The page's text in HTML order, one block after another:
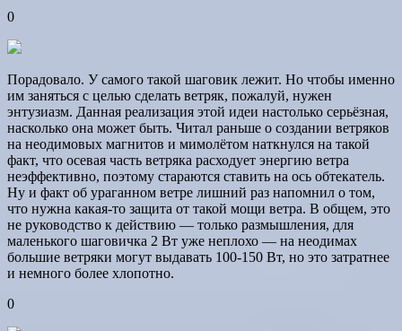
0
Порадовало. У самого такой шаговик лежит. Но чтобы именно
им заняться с целью сделать ветряк, пожалуй, нужен
энтузиазм. Данная реализация этой идеи настолько серьёзная,
насколько она может быть. Читал раньше о создании ветряков
на неодимовых магнитов и мимолётом наткнулся на такой
факт, что осевая часть ветряка расходует энергию ветра
неэффективно, поэтому стараются ставить на ось обтекатель.
Ну и факт об ураганном ветре лишний раз напомнил о том,
что нужна какая-то защита от такой мощи ветра. В общем, это
не руководство к действию — только размышления, для
маленького шаговичка 2 Вт уже неплохо — на неодимах
большие ветряки могут выдавать 100-150 Вт, но это затратнее
и немного более хлопотно.
0